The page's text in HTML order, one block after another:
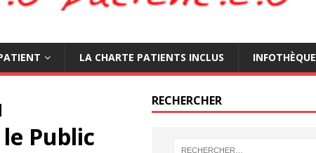
LA CHARTE PATIENTS INCLUS INFOTHÈQUE
Public
RECHERCHER